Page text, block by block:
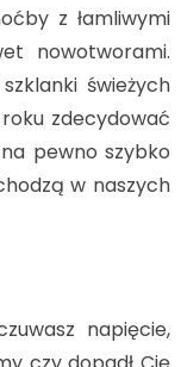
z łamliwymi
nowotworami.
świeżych
zdecydować
pewno szybko
w naszych
napięcie,